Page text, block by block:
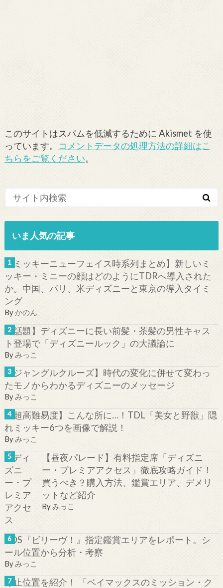
このサイトはスパムを低減するために Akismet を使
っています。 コメントデータの処理方法の詳細はこ
ちらをご覧ください。
いま人気の記事
【ミッキーニューフェイス時系列まとめ】新しいミ
ッキー・ミニーの顔はどのようにTDRへ導入された
か。中国、パリ、米ディズニーと東京の導入タイミ
ング
By かのん
【話題】ディズニーに長い前髪・茶髪の男性キャス
ト登場で「ディズニールック」の大議論に
Byみっこ
【ジャングルクルーズ】時代の変化に併せて変わっ
たモノからわかるディズニーのメッセージ
Byみっこ
【超高難易度】こんな所に…！TDL「美女と野獣」隠
れミッキー6つを画像で解説！
Byみっこ
【昼夜パレード】有料指定席「ディズニ
ー・プレミアアクセス」徹底攻略ガイド！
買うべき？購入方法、鑑賞エリア、デメリ
ットなど紹介
Byみっこ
TDS『ビリーヴ！』指定鑑賞エリアをレポート。シ
ール位置から分析・考察
Byみっこ
停止位置を紹介！ 「ベイマックスのミッション・ク